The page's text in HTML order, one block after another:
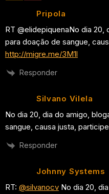
Pripola
RT @elidepiquenaNo dia
para doação de sangue,
http://migre.me/3M1l
Responder
Silvano Vilela
No dia 20, dia do amigo,
sangue, causa justa,
Responder
Johnny Systems
RT: @silvanocvNo dia 20,